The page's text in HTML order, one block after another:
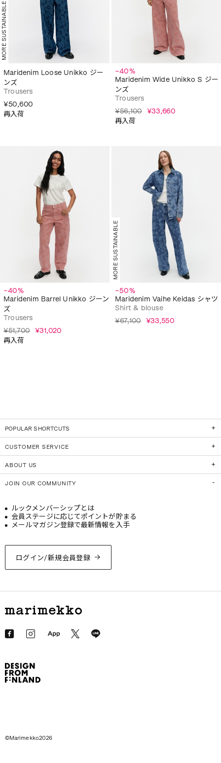
MORE SUSTAINABLE
Maridenim Loose Unikko ジー
ンズ
Trousers
¥50,600
再入荷
−40%
Maridenim Wide Unikko S ジー
ンズ
Trousers
¥56,100 ¥33,660
再入荷
−40%
Maridenim Barrel Unikko ジーン
ズ
Trousers
¥51,700 ¥31,020
再入荷
MORE SUSTAINABLE
−50%
Maridenim Vaihe Keidas シャツ
Shirt & blouse
¥67,100 ¥33,550
POPULAR SHORTCUTS
CUSTOMER SERVICE
ABOUT US
JOIN OUR COMMUNITY
ログイン/新規会員登録
ルックメンバーシップとは
会員ステージに応じてポイントが貯まる
メールマガジン登録で最新情報を入手
©Marimekko2026